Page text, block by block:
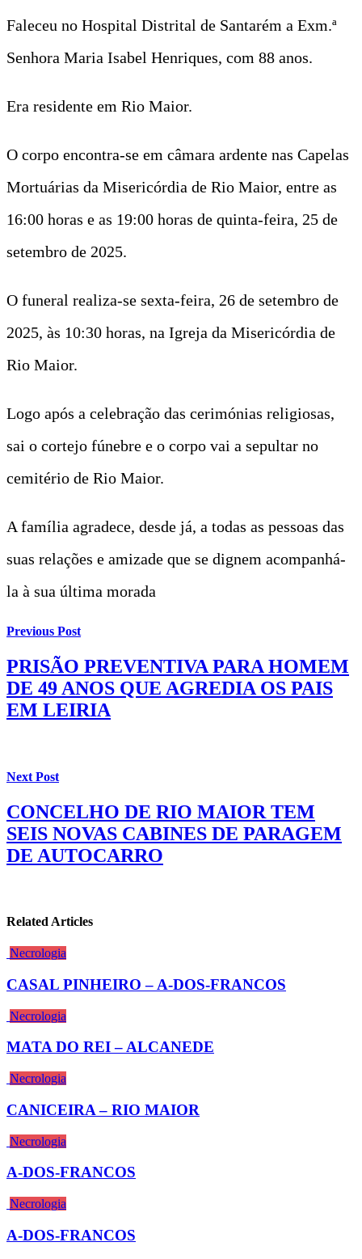
Faleceu no Hospital Distrital de Santarém a Exm.ª
Senhora Maria Isabel Henriques, com 88 anos.
Era residente em Rio Maior.
O corpo encontra-se em câmara ardente nas Capelas
Mortuárias da Misericórdia de Rio Maior, entre as
16:00 horas e as 19:00 horas de quinta-feira, 25 de
setembro de 2025.
O funeral realiza-se sexta-feira, 26 de setembro de
2025, às 10:30 horas, na Igreja da Misericórdia de
Rio Maior.
Logo após a celebração das cerimónias religiosas,
sai o cortejo fúnebre e o corpo vai a sepultar no
cemitério de Rio Maior.
A família agradece, desde já, a todas as pessoas das
suas relações e amizade que se dignem acompanhá-
la à sua última morada
Previous Post
PRISÃO PREVENTIVA PARA HOMEM
DE 49 ANOS QUE AGREDIA OS PAIS
EM LEIRIA
Next Post
CONCELHO DE RIO MAIOR TEM
SEIS NOVAS CABINES DE PARAGEM
DE AUTOCARRO
Related Articles
Necrologia
CASAL PINHEIRO – A-DOS-FRANCOS
Necrologia
MATA DO REI – ALCANEDE
Necrologia
CANICEIRA – RIO MAIOR
Necrologia
A-DOS-FRANCOS
Necrologia
A-DOS-FRANCOS